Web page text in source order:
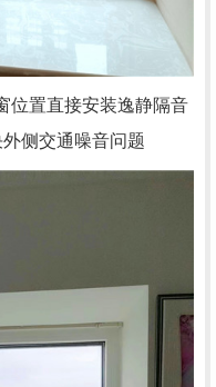
位置直接安装逸静隔音
侧交通噪音问题